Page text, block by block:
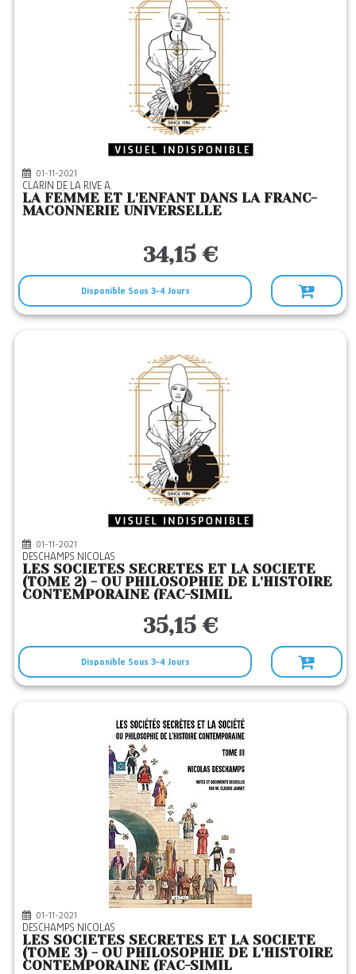
01-11-2021
CLARIN DE LA RIVE A.
LA FEMME ET L'ENFANT DANS LA FRANC-
MACONNERIE UNIVERSELLE
34,15 €
Disponible Sous 3-4 Jours
01-11-2021
DESCHAMPS NICOLAS
LES SOCIETES SECRETES ET LA SOCIETE
(TOME 2) - OU PHILOSOPHIE DE L'HISTOIRE
CONTEMPORAINE (FAC-SIMIL
35,15 €
Disponible Sous 3-4 Jours
01-11-2021
DESCHAMPS NICOLAS
LES SOCIETES SECRETES ET LA SOCIETE
(TOME 3) - OU PHILOSOPHIE DE L'HISTOIRE
CONTEMPORAINE (FAC-SIMIL